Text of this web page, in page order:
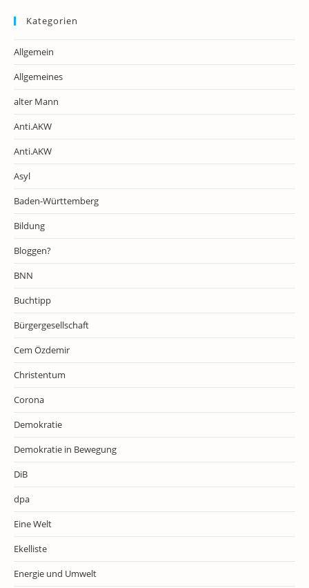
Kategorien
Allgemein
Allgemeines
alter Mann
Anti.AKW
Anti.AKW
Asyl
Baden-Württemberg
Bildung
Bloggen?
BNN
Buchtipp
Bürgergesellschaft
Cem Özdemir
Christentum
Corona
Demokratie
Demokratie in Bewegung
DiB
dpa
Eine Welt
Ekelliste
Energie und Umwelt